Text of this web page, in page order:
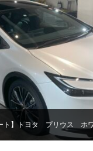
ト】トヨタ プリウス ホワ